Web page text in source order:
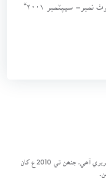
سنڌسلامت ڪتاب گهر ھڪ آن لائين لائبريري آھي، جنھن تي 2010ع کان